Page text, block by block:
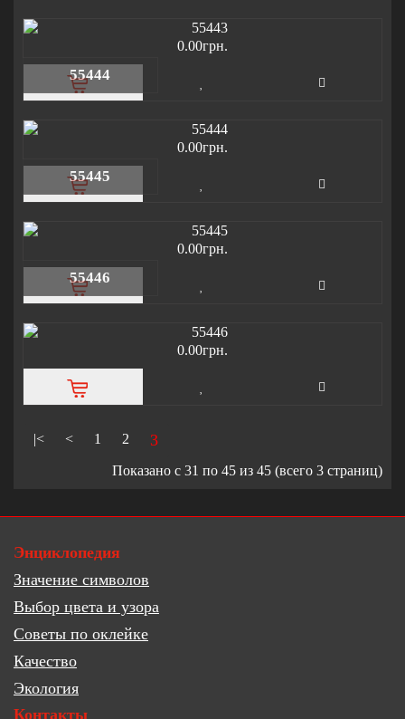
0.00грн.
55444
0.00грн.
55445
0.00грн.
55446
0.00грн.
|< < 1 2 3
Показано с 31 по 45 из 45 (всего 3 страниц)
Энциклопедия
Значение символов
Выбор цвета и узора
Советы по оклейке
Качество
Экология
Контакты